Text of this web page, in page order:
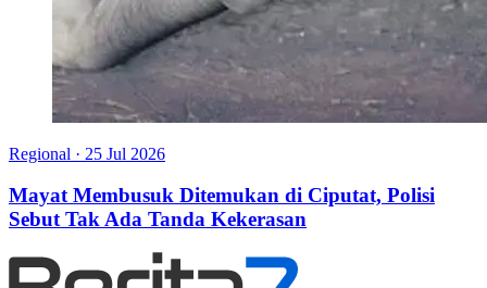
Regional · 25 Jul 2026
Mayat Membusuk Ditemukan di Ciputat, Polisi
Sebut Tak Ada Tanda Kekerasan